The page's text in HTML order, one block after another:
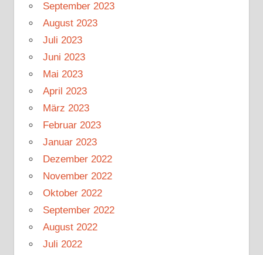
September 2023
August 2023
Juli 2023
Juni 2023
Mai 2023
April 2023
März 2023
Februar 2023
Januar 2023
Dezember 2022
November 2022
Oktober 2022
September 2022
August 2022
Juli 2022